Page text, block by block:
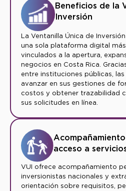
Beneficios de la
Inversión
La Ventanilla Única de
una sola plataforma digital
vinculados a la apertura,
negocios en Costa Rica.
entre instituciones públicas,
avanzar en sus gestiones de
costos y obtener trazabilidad
sus solicitudes en línea.
acceso a
VUI ofrece acompañamiento
inversionistas nacionales y
orientación sobre requisitos,